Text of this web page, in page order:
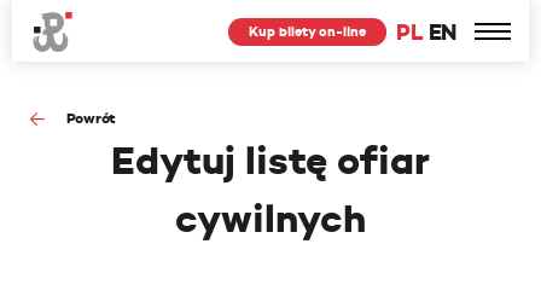
PL EN
Kup bilety on-line
Powrót
Edytuj listę ofiar
cywilnych